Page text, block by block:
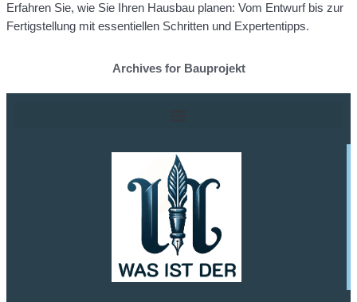
Erfahren Sie, wie Sie Ihren Hausbau planen: Vom Entwurf bis zur
Fertigstellung mit essentiellen Schritten und Expertentipps.
Archives for Bauprojekt